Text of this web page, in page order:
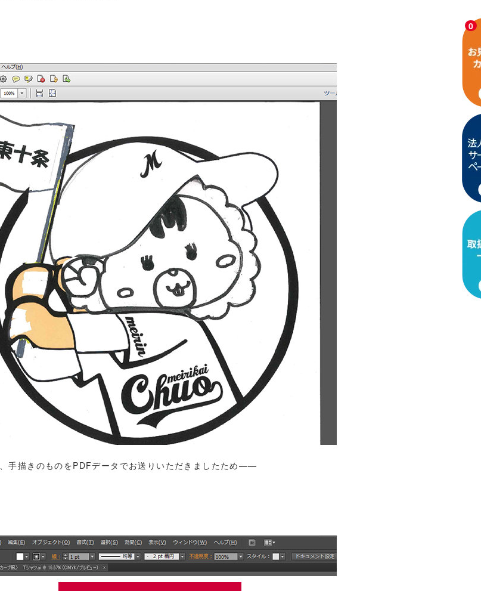
手描きのものをPDFデータでお送りいただきましたため――
0